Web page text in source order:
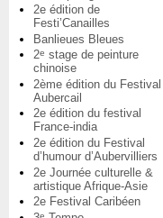
2e édition de
Festi’Canailles
Banlieues Bleues
2e stage de peinture
chinoise
2ème édition du Festival
Aubercail
2e édition du festival
France-india
2e édition du Festival
d’humour d’Aubervilliers
2e Journée culturelle &
artistique Afrique-Asie
2e Festival Caribéen
e